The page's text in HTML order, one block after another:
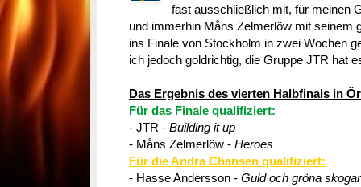
fast ausschließlich mit, für meinen
und immerhin Måns Zelmerlöw mit seinem
ins Finale von Stockholm in zwei Wochen
ich jedoch goldrichtig, die Gruppe JTR hat
Das Ergebnis des vierten Halbfinals in
Für das Finale qualifiziert:
- JTR - Building it up
- Måns Zelmerlöw - Heroes
Für die Andra Chansen qualifiziert:
- Hasse Andersson - Guld och gröna skogar